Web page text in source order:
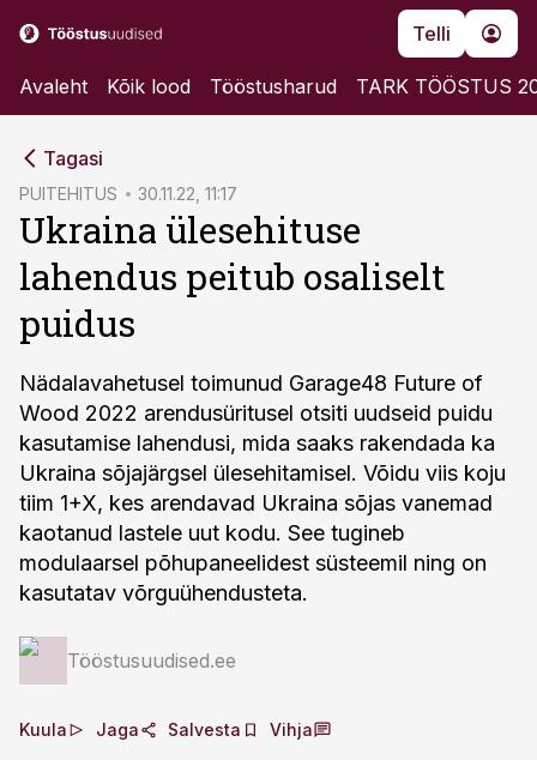
Telli
Avaleht Kõik lood Tööstusharud TARK TÖÖSTUS
Tagasi
PUITEHITUS 30.11.22, 11:17
Ukraina ülesehituse
lahendus peitub osaliselt
puidus
Nädalavahetusel toimunud Garage48 Future of
Wood 2022 arendusüritusel otsiti uudseid puidu
kasutamise lahendusi, mida saaks rakendada ka
Ukraina sõjajärgsel ülesehitamisel. Võidu viis koju
tiim 1+X, kes arendavad Ukraina sõjas vanemad
kaotanud lastele uut kodu. See tugineb
modulaarsel põhupaneelidest süsteemil ning on
kasutatav võrguühendusteta.
Tööstusuudised.ee
Kuula Jaga Salvesta Vihja